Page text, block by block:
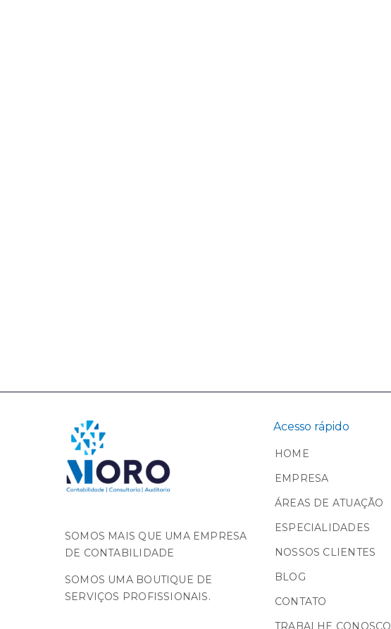
SOMOS MAIS QUE UMA EMPRESA
DE CONTABILIDADE
SOMOS UMA BOUTIQUE DE
SERVIÇOS PROFISSIONAIS.
Acesso rápido
HOME
EMPRESA
ÁREAS DE ATUAÇÃO
ESPECIALIDADES
NOSSOS CLIENTES
BLOG
CONTATO
TRABALHE CONOSCO